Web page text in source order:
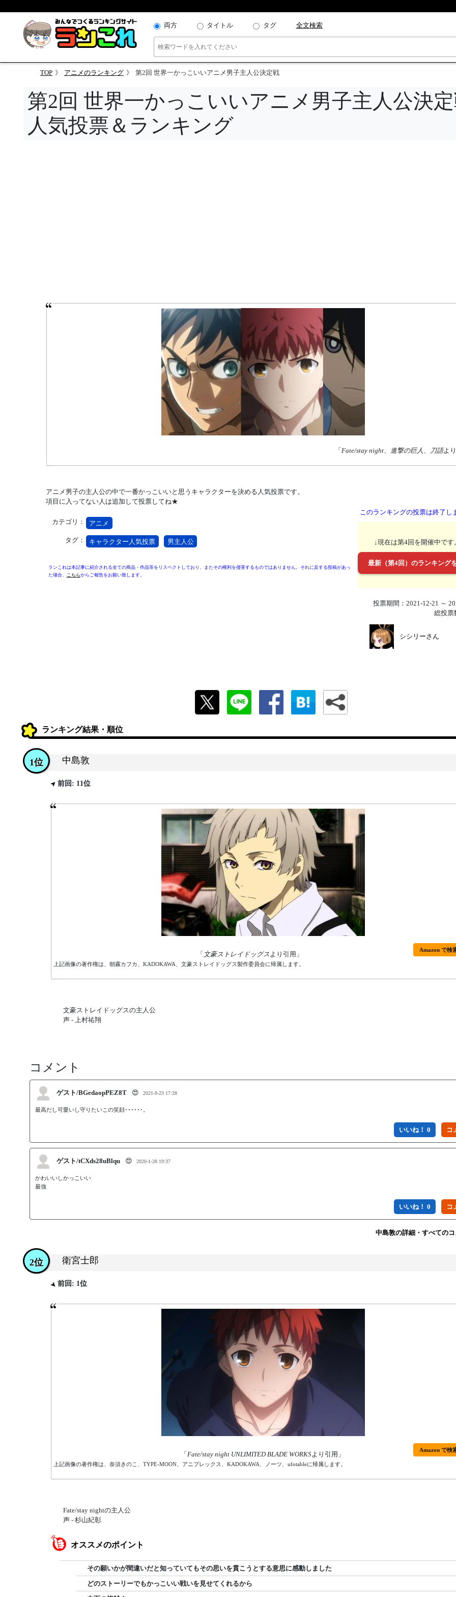
両方 タイトル タグ 全文検索
TOP アニメのランキング 第2回 世界一かっこいいアニメ男子主人公決定戦
第2回 世界一かっこいいアニメ男子主人公決
人気投票＆ランキング
「 Fate/stay night、進撃の巨人、刀語よ
アニメ男子の主人公の中で一番かっこいいと思うキャラクターを決める人気投票です。
項目に入ってない人は追加して投票してね★
カテゴリ： アニメ
タグ： キャラクター人気投票 男主人公
ランこれは本記事に紹介される全ての商品・作品等をリスペクトしており、またその権利を侵害するものではありません。それに反する投稿があっ
た場合、
こちらからご報告をお願い致します。
このランキングの投票は終了し
↓現在は第4回を開催中です
最新（第4回）のランキング
投票期間：2021-12-21 ～
総投票
シシリーさん
ランキング結果・順位
中島敦
1位
前回: 11位
「 文豪ストレイドッグスより引用」
上記画像の著作権は、朝霧カフカ、KADOKAWA、文豪ストレイドッグス製作委員会に帰属します。
Amazon で検
文豪ストレイドッグスの主人公
声 - 上村祐翔
コメント
ゲスト/BGedaopPEZ8T 😍 2021-9-23 17:28
最高だし可愛いし守りたいこの笑顔･･････。
いいね！ 0
ゲスト/tCXds28uBlqu 😍 2020-1-28 19:37
かわいいしかっこいい
最強
いいね！ 0
中島敦の詳細・すべての
衛宮士郎
2位
前回: 1位
「 Fate/stay night UNLIMITED BLADE WORKSより引用」
上記画像の著作権は、奈須きのこ、TYPE-MOON、アニプレックス、KADOKAWA、ノーツ、ufotableに帰属します。
Amazon で検
Fate/stay nightの主人公
声 - 杉山紀彰
オススメのポイント
その願いかが間違いだと知っていてもその思いを貫こうとする意思に感動しました
どのストーリーでもかっこいい戦いを見せてくれるから